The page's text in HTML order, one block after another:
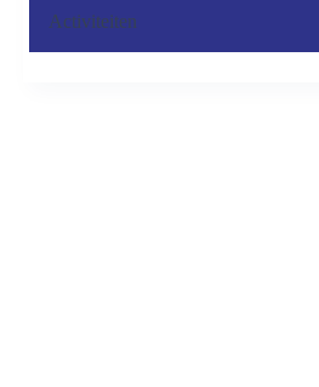
Activiteiten